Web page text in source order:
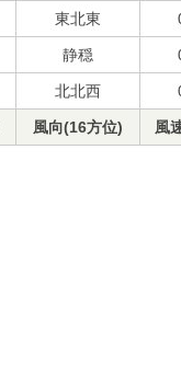
東北東
静穏
北北西
風向(16方位) 風